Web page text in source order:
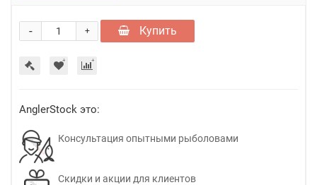
+
- Купить
AnglerStock это:
Консультация опытными рыболовами
Скидки и акции для клиентов